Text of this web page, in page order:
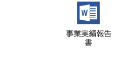
事業実績報告
書